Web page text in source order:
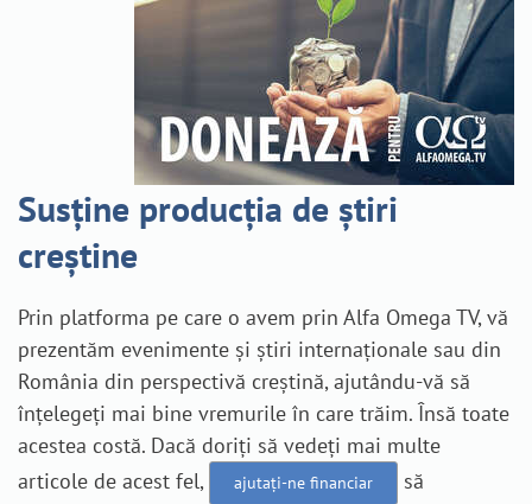
Susține producția de știri
creștine
Prin platforma pe care o avem prin Alfa Omega TV, vă
prezentăm evenimente și știri internaționale sau din
România din perspectivă creștină, ajutându-vă să
înțelegeți mai bine vremurile în care trăim. Însă toate
acestea costă. Dacă doriți să vedeți mai multe
articole de acest fel,
ajutați-ne financiar
să